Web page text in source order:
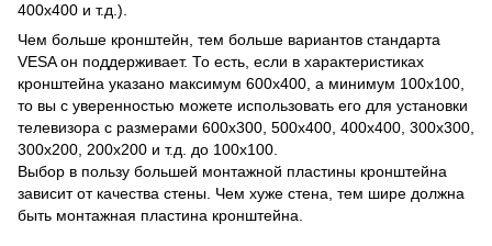
400х400 и т.д.).
Чем больше кронштейн, тем больше вариантов стандарта
VESA он поддерживает. То есть, если в характеристиках
кронштейна указано максимум 600х400, а минимум 100х100,
то вы с уверенностью можете использовать его для установки
телевизора с размерами 600х300, 500х400, 400х400, 300х300,
300х200, 200х200 и т.д. до 100х100.
Выбор в пользу большей монтажной пластины кронштейна
зависит от качества стены. Чем хуже стена, тем шире должна
быть монтажная пластина кронштейна.